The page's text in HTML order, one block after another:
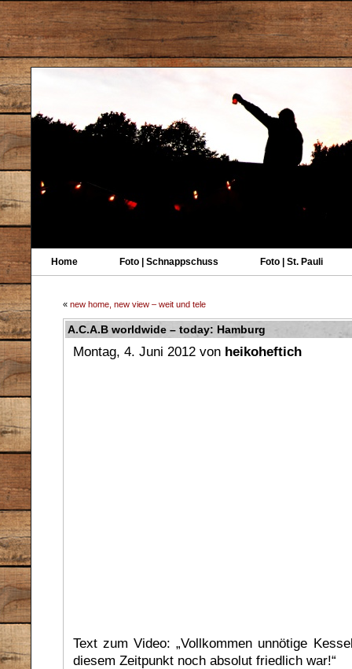
Home Foto | Schnappschuss Foto | St. Pauli
« new home, new view – weit und tele
A.C.A.B worldwide – today: Hamburg
Montag, 4. Juni 2012 von heikoheftich
Text zum Video: „Vollkommen unnötige
diesem Zeitpunkt noch absolut friedlich war!“